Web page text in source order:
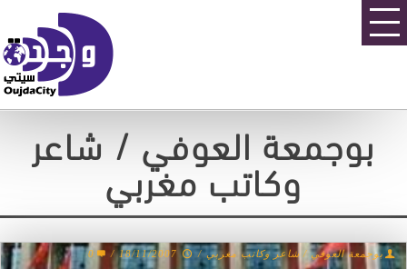
بوجمعة العوفي / شاعر
وكاتب مغربي
بوجمعة العوفي / شاعر وكاتب مغربي /
18/11/2007
/
0